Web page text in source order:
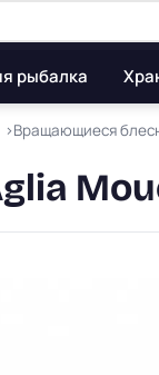
рыбалка
Вращающиеся